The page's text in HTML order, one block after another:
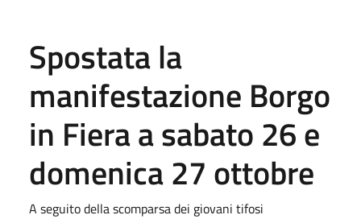
Spostata la
manifestazione Borgo
in Fiera a sabato 26 e
domenica 27 ottobre
A seguito della scomparsa dei giovani tifosi